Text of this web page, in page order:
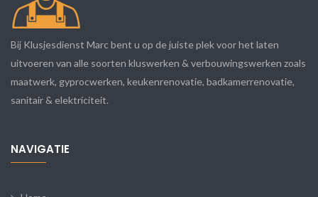
Bij Klusjesdienst Marc bent u op de juiste plek voor het laten
uitvoeren van alle soorten kluswerken & verbouwingswerken zoals
maatwerk, gyprocwerken, keukenrenovatie, badkamerrenovatie,
sanitair & elektriciteit.
NAVIGATIE